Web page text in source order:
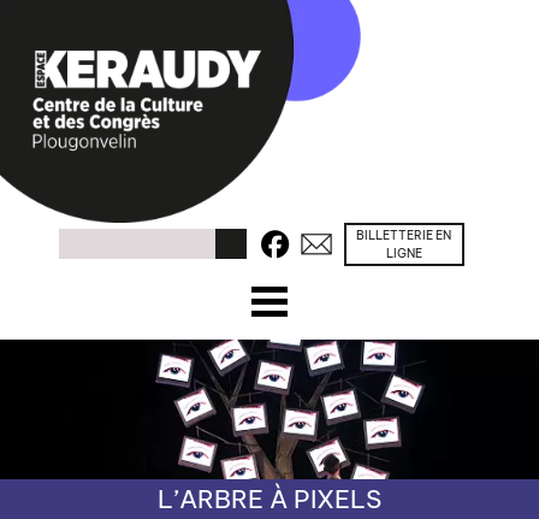
FacebookContactsBILLETTERIE EN
LIGNE
☰ Menu
CONGRÈS / SÉMINAIRES
PRÉSENTATIONL’ARBRE À PIXELS